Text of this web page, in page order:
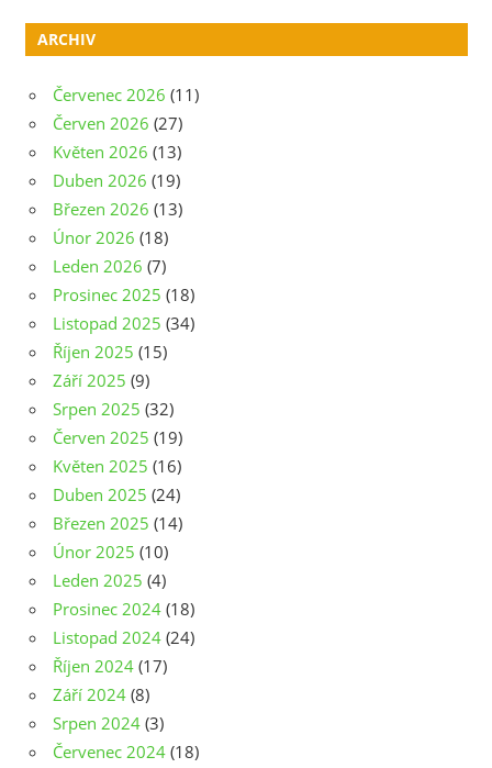
ARCHIV
Červenec 2026 (11)
Červen 2026 (27)
Květen 2026 (13)
Duben 2026 (19)
Březen 2026 (13)
Únor 2026 (18)
Leden 2026 (7)
Prosinec 2025 (18)
Listopad 2025 (34)
Říjen 2025 (15)
Září 2025 (9)
Srpen 2025 (32)
Červen 2025 (19)
Květen 2025 (16)
Duben 2025 (24)
Březen 2025 (14)
Únor 2025 (10)
Leden 2025 (4)
Prosinec 2024 (18)
Listopad 2024 (24)
Říjen 2024 (17)
Září 2024 (8)
Srpen 2024 (3)
Červenec 2024 (18)